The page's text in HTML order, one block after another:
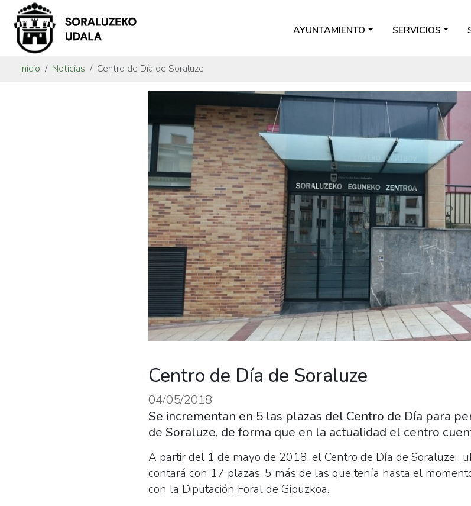
AYUNTAMIENTO SERVICIOS
Inicio Noticias Centro de Día de Soraluze
Centro de Día de Soraluze
04/05/2018
Se incrementan en 5 las plazas del Centro de Día para
de Soraluze, de forma que en la actualidad el centro
A partir del 1 de mayo de 2018, el Centro de Día de Soraluze ,
contará con 17 plazas, 5 más de las que tenía hasta el
con la Diputación Foral de Gipuzkoa.